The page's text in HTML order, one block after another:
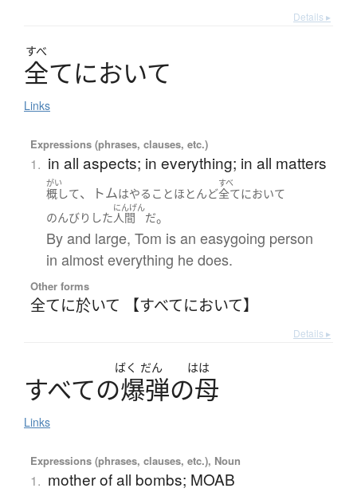
Details ▸
すべ
全てにおいて
Links
Expressions (phrases, clauses, etc.)
1. in all aspects; in everything; in all matters
がい
概して、トムはやる ことほとんど
すべ
全てにおいて
のんびり した
にんげん
人間 だ。
By and large, Tom is an easygoing person
in almost everything he does.
Other forms
全てに於いて 【すべてにおいて】
Details ▸
ばく だん はは
すべての爆弾の母
Links
Expressions (phrases, clauses, etc.), Noun
1. mother of all bombs; MOAB